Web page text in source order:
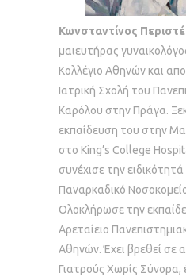
Κωνσταντίνος
μαιευτήρας
Κολλέγιο Αθηνών και
Ιατρική Σχολή του
Καρόλου στην Πράγα.
εκπαίδευση του στην
στο King’s College
συνέχισε την
Παναρκαδικό
Ολοκλήρωσε την
Αρεταίειο
Αθηνών. Έχει βρεθεί σε
Γιατρούς Χωρίς Σύνορα,